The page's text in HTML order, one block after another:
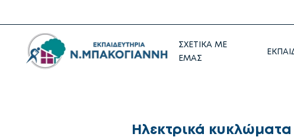
ΣΧΕΤΙΚΑ ΜΕ
ΕΜΑΣ
Ηλεκτρικά